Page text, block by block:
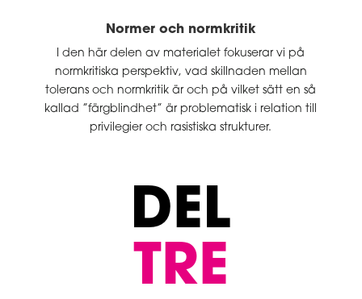
Normer och normkritik
I den här delen av materialet fokuserar vi på
normkritiska perspektiv, vad skillnaden mellan
tolerans och normkritik är och på vilket sätt en så
kallad ”färgblindhet” är problematisk i relation till
privilegier och rasistiska strukturer.
DEL
TRE